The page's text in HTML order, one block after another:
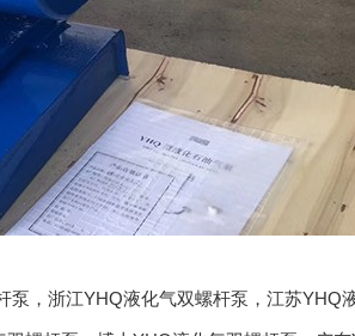
泵 ， 浙江YHQ液化气双螺杆泵 ， 江苏YHQ